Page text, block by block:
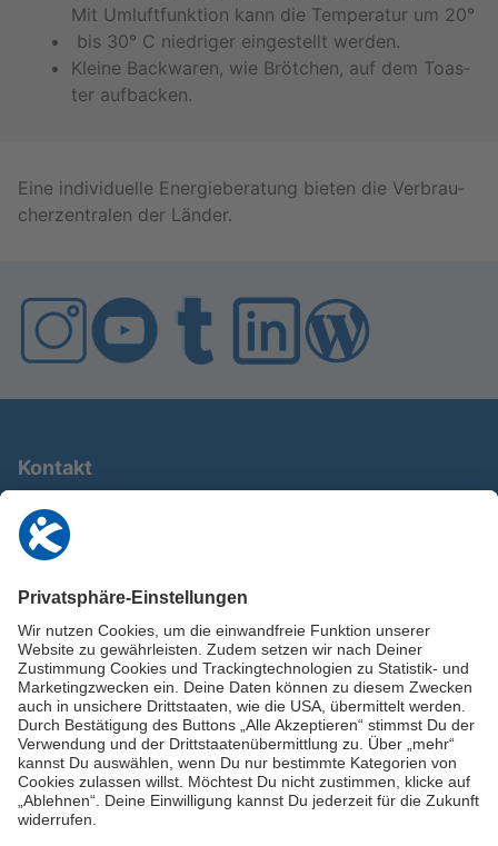
Mit Um­luft­funk­ti­on kann die Tem­pe­ra­tur um 20°
bis 30° C nied­ri­ger ein­ge­stellt wer­den.
Klei­ne Back­wa­ren, wie Bröt­chen, auf dem Toas­
ter auf­ba­cken.
Eine in­di­vi­du­el­le En­er­gie­be­ra­tung bie­ten die Ver­brau­
cher­zen­tra­len der Län­der.
Kontakt
0911 / 9234 950
info@deutschland-im-plus.de
Impressum
Online-Schuldnerberatung
Stellen Sie hier Ihre Fragen und erhalten Sie kostenlos und umgehend
Informationen von unseren Schuldnerberater:innen.
Beratungshotline: 0800 / 5035851